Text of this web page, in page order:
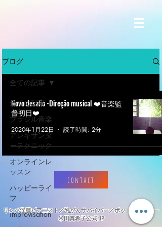
ブログ
全ての記事
ブラジル音楽
アレキサンダ
ーテクニック
オンラインレ
ッスン
ハッピーライ
フ
improvisation
全ての記事
Novo desafio -Direção musical ❤️音楽監
督初日❤️
2020年1月22日 読了時間: 2分
contact
リンパ浮腫ピアニスト／乳がんサバイバー／ポッドキャスター
​米田真希子公式HP